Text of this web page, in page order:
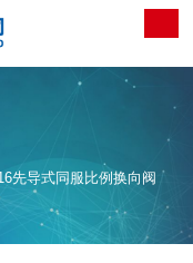
先导式同服比例换向阀